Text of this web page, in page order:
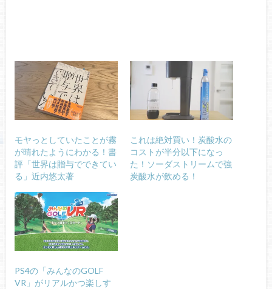
モヤっとしていたことが霧
が晴れたようにわかる！書
評「世界は贈与でできてい
る」近内悠太著
これは絶対買い！炭酸水の
コストが半分以下になっ
た！ソーダストリームで強
炭酸水が飲める！
PS4の「みんなのGOLF
VR」がリアルかつ楽しす